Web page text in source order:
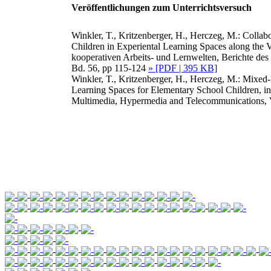
Veröffentlichungen zum Unterrichtsversuch
Winkler, T., Kritzenberger, H., Herczeg, M.:
Children in Experiental Learning Spaces along
kooperativen Arbeits- und Lernwelten, Berichte
Bd. 56, pp 115-124 » [PDF | 395 KB]
Winkler, T., Kritzenberger, H., Herczeg, M.:
Learning Spaces for Elementary School Children,
Multimedia, Hypermedia and